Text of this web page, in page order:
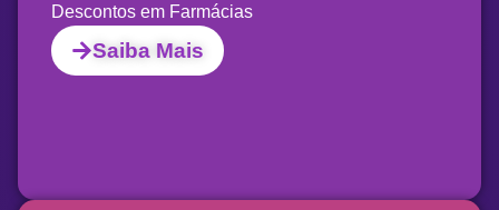
Descontos em Farmácias
Saiba Mais